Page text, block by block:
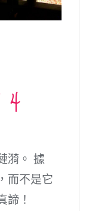
4
漪。 據
而不是它
諦！